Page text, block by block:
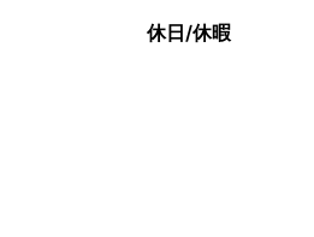
休日/休暇